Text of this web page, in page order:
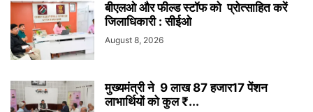
बीएलओ और फील्ड स्टॉफ को प्रोत्साहित करें
जिलाधिकारी : सीईओ
August 8, 2026
मुख्यमंत्री ने 9 लाख 87 हजार17 पेंशन
लाभार्थियों को कुल ₹...